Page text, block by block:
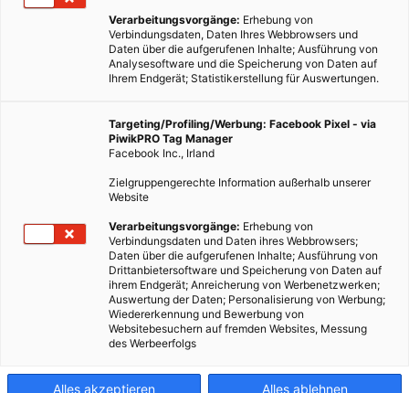
Verarbeitungsvorgänge: Erhebung von
Verbindungsdaten, Daten Ihres Webbrowsers und
Daten über die aufgerufenen Inhalte; Ausführung von
Analysesoftware und die Speicherung von Daten auf
Ihrem Endgerät; Statistikerstellung für Auswertungen.
Targeting/Profiling/Werbung: Facebook Pixel - via
PiwikPRO Tag Manager
Facebook Inc., Irland
Zielgruppengerechte Information außerhalb unserer
Website
Verarbeitungsvorgänge: Erhebung von
Verbindungsdaten und Daten ihres Webbrowsers;
Daten über die aufgerufenen Inhalte; Ausführung von
Drittanbietersoftware und Speicherung von Daten auf
ihrem Endgerät; Anreicherung von Werbenetzwerken;
Auswertung der Daten; Personalisierung von Werbung;
Wiedererkennung und Bewerbung von
Websitebesuchern auf fremden Websites, Messung
des Werbeerfolgs
Alles akzeptieren Alles ablehnen